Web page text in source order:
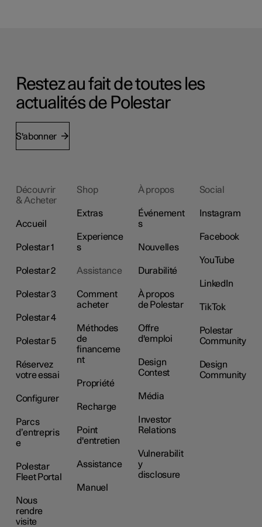
Restez au fait de toutes les
actualités de Polestar
S'abonner
Découvrir
& Acheter
Accueil
Polestar 1
Polestar 2
Polestar 3
Polestar 4
Polestar 5
Réservez
votre essai
Configurer
Parcs
d’entrepris
e
Polestar
Fleet Portal
Nous
rendre
visite
Shop
Extras
Experience
s
Assistance
Comment
acheter
Méthodes
de
financeme
nt
Propriété
Recharge
Point
d'entretien
Assistance
Manuel
À propos
Événement
s
Nouvelles
Durabilité
À propos
de Polestar
Offre
d'emploi
Design
Contest
Média
Investor
Relations
Vulnerabilit
y
disclosure
Social
Instagram
Facebook
YouTube
LinkedIn
TikTok
Polestar
Community
Design
Community